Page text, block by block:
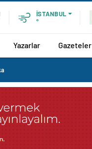
İSTANBUL
°
Yazarlar Gazeteler